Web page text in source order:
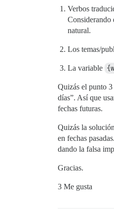
Verbos
Considerando
natural.
Los temas/
La variable
Quizás el punto 3
días”. Así que
fechas futuras.
Quizás la
en fechas
dando la falsa
Gracias.
3 Me gusta